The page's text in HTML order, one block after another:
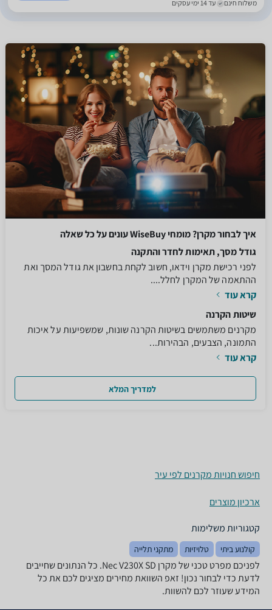
משלוח חינם עד 14 ימי עסקים
איך לבחור מקרן? מומחי WiseBuy עונים על כל שאלה
גודל מסך, תאימות לחדר והתקנה
לפני רכישת מקרן וידאו, חשוב לקחת בחשבון את גודל המסך ואת
ההתאמה של המקרן לחלל....
קרא עוד
שיטות הקרנה
מקרנים משתמשים בשיטות הקרנה שונות, שמשפיעות על איכות
התמונה, הצבעים, הבהירות...
קרא עוד
למדריך המלא
חיפוש חנויות מקרנים לפי עיר
ארכיון מוצרים
קטגוריות משלימות
קולנוע ביתי טלויזיות מתקני תלייה
לפניכם מפרט טכני של מקרן Nec V230X SD. כל הנתונים שחייבים
לדעת כדי לבחור נכון! זאפ השוואת מחירים מציגים לכם את כל
המידע שעוזר לכם להשוות.